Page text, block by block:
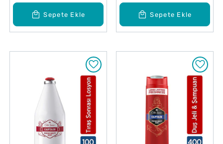
Sepete Ekle Sepete Ekle